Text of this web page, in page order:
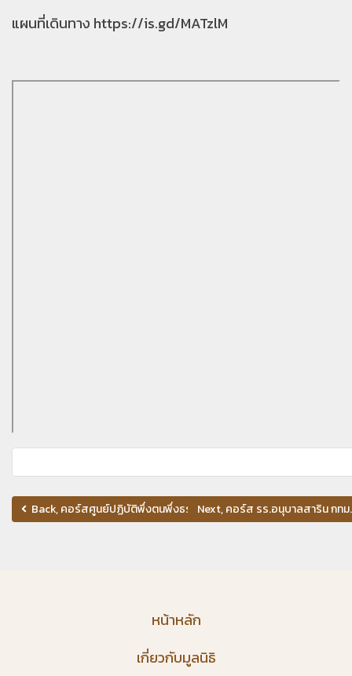
แผนที่เดินทาง https://is.gd/MATzlM
Back, คอร์สศูนย์ปฏิบัติพึ่งตนพึ่งธรรม จ.ปทุมธานี วันที่ 7-10 ตุลาคม
Next, คอร์ส รร.อนุบาลสาริน กท
หน้าหลัก
เกี่ยวกับมูลนิธิ